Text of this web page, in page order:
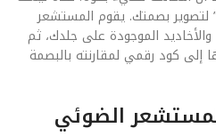
بصمتك. يقوم المستشعر
والأخاديد الموجودة على جلدك، ثم
إلى كود رقمي لمقارنته بالبصمة
الضوئي